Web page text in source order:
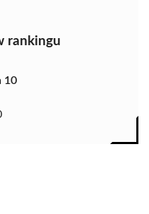
rankingu
10